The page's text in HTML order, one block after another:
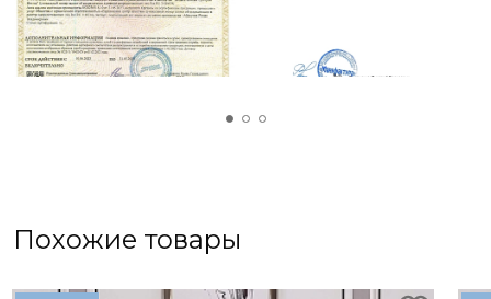
Похожие товары